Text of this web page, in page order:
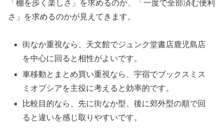
「棚を歩く楽しさ」を求めるのか、「一度で全部済む便利
さ」を求めるのかが見えてきます。
街なか重視なら、天文館でジュンク堂書店鹿児島店
を中心に回ると相性がよいです。
車移動とまとめ買い重視なら、宇宿でブックスミス
ミオプシアを主役に考えると効率的です。
比較目的なら、先に街なか型、後に郊外型の順で回
ると違いを感じ取りやすいです。